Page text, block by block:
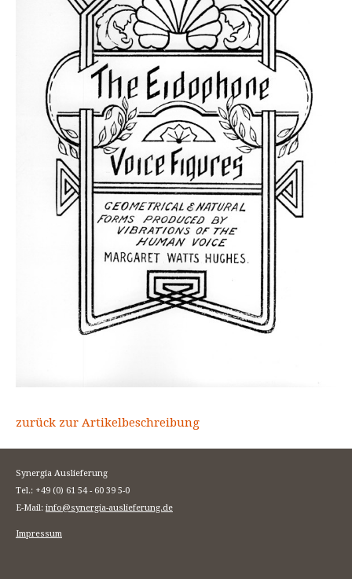
zurück zur Artikelbeschreibung
Synergia Auslieferung
Tel.: +49 (0) 61 54 - 60 39 5-0
E-Mail: info@synergia-auslieferung.de
Impressum